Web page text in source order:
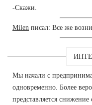
-Скажи.
Milen писал: Все же
Мы начали с
одновременно. Более
представляется снижение